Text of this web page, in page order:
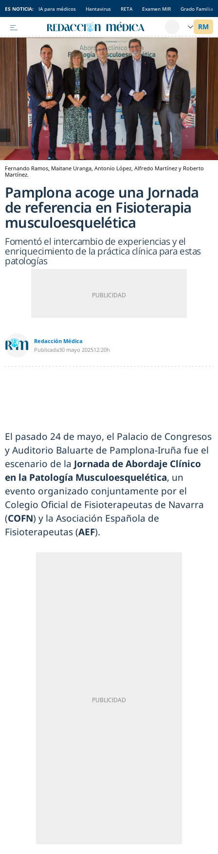
ES NOTICIA: IA para médicos Hantavirus RETA Examen MIR Grado Familia
Fernando Ramos, Maitane Uranga, Antonio López, Alfredo Martínez y Roberto
Martínez.
Pamplona acoge una Jornada
de referencia en Fisioterapia
musculoesquelética
Fomentó el intercambio de experiencias y el
enriquecimiento de la práctica clínica para estas
patologías
Redacción Médica
Publicada30 mayo 202512:20h
El pasado 24 de mayo, el Palacio de Congresos
y Auditorio Baluarte de Pamplona-Iruña fue el
escenario de la Jornada de Abordaje Clínico
en la Patología Musculoesquelética, un
evento organizado conjuntamente por el
Colegio Oficial de Fisioterapeutas de Navarra
(COFN) y la Asociación Española de
Fisioterapeutas (AEF).